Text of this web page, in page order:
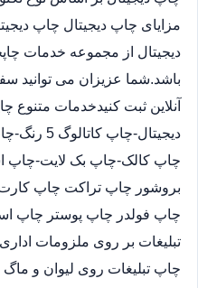
مزایای چاپ دیجیتال چاپ
دیجیتال از مجموعه خدمات
باشد.شما عزیزان می توانید
آنلاین ثبت کنیدخدمات
دیجیتال-
چاپ کالک-چاپ بک لایت-چاپ
بروشور چاپ تراکت چاپ
چاپ فولدر چاپ پوستر چاپ
تبلیغات بر روی ملزومات
چاپ تبلیغات روی لیوان و